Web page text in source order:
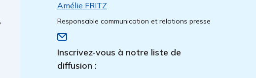
Amélie FRITZ
Responsable communication et relations presse
Inscrivez-vous à notre liste de
diffusion :